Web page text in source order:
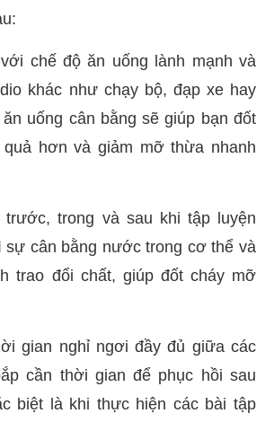
chế độ ăn uống lành mạnh và
khác như chạy bộ, đạp xe hay
uống cân bằng sẽ giúp bạn đốt
hơn và giảm mỡ thừa nhanh
trong và sau khi tập luyện
sự cân bằng nước trong cơ thể và
trao đổi chất, giúp đốt cháy mỡ
gian nghỉ ngơi đầy đủ giữa các
cần thời gian để phục hồi sau
biệt là khi thực hiện các bài tập